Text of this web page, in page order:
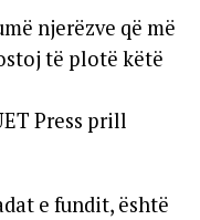
njerëzve që më
të plotë këtë
Press prill
e fundit, është